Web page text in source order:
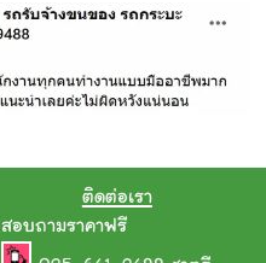
ติดต่อเรา
สอบถามราคาฟรี